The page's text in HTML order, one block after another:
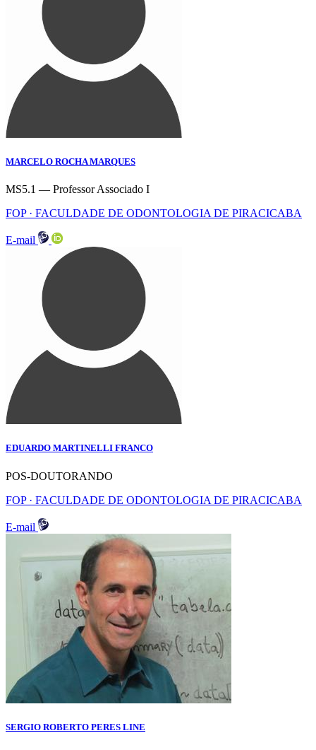
MARCELO ROCHA MARQUES
MS5.1 — Professor Associado I
FOP · FACULDADE DE ODONTOLOGIA DE PIRACICABA
E-mail
EDUARDO MARTINELLI FRANCO
POS-DOUTORANDO
FOP · FACULDADE DE ODONTOLOGIA DE PIRACICABA
E-mail
SERGIO ROBERTO PERES LINE